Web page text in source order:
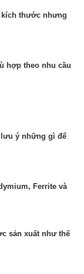
kích thước nhưng
hợp theo nhu cầu
lưu ý những gì để
Ferrite và
sản xuất như thế